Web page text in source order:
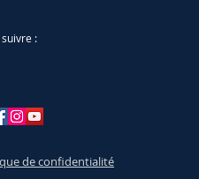
:
de confidentialité